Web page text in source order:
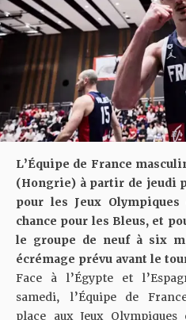
L’Équipe de France
(Hongrie) à partir de jeudi
pour les Jeux
chance pour les Bleus, et
le groupe de neuf à six
écrémage prévu avant le
Face à l’Égypte et
samedi, l’Équipe de
place aux Jeux